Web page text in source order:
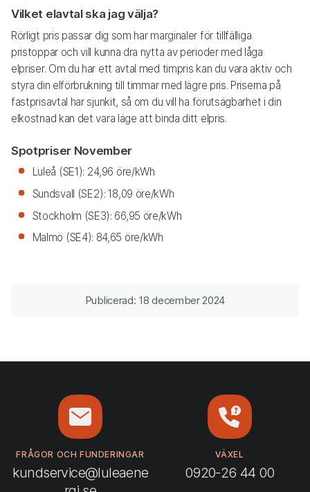
Vilket elavtal ska jag välja?
Rörligt pris passar dig som har marginaler för tillfälliga
pristoppar och vill kunna dra nytta av perioder med låga
elpriser. Om du har ett avtal med timpris kan du vara aktiv och
styra din elförbrukning till timmar med lägre pris. Priserna på
fastprisavtal har sjunkit, så om du vill ha förutsägbarhet i din
elkostnad kan det vara läge att binda ditt elpris.
Spotpriser November
Luleå (SE1): 24,96 öre/kWh
Sundsvall (SE2): 18,09 öre/kWh
Stockholm (SE3): 66,95 öre/kWh
Malmö (SE4): 84,65 öre/kWh
Publicerad: 18 december 2024
FRÅGOR OCH FUNDERINGAR
kundservice@luleaene
VÄXEL
0920-26 44 00